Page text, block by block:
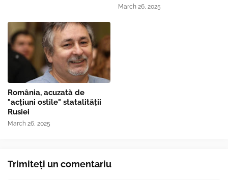
March 26, 2025
România, acuzată de
"acțiuni ostile" statalității
Rusiei
March 26, 2025
Trimiteți un comentariu